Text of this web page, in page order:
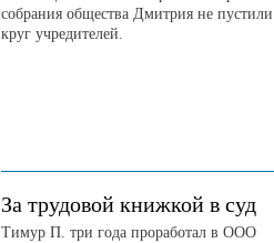
собрания общества Дмитрия не
круг учредителей.
За трудовой книжкой в суд
Тимур П. три года проработал в ООО